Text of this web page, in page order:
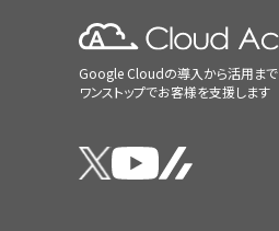
Google Cloudの導入から活用まで
ワンストップでお客様を支援します